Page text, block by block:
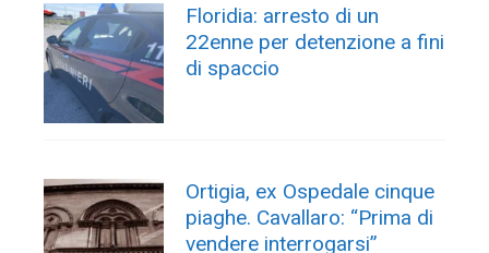
Floridia: arresto di un
22enne per detenzione a fini
di spaccio
Ortigia, ex Ospedale cinque
piaghe. Cavallaro: “Prima di
vendere interrogarsi”